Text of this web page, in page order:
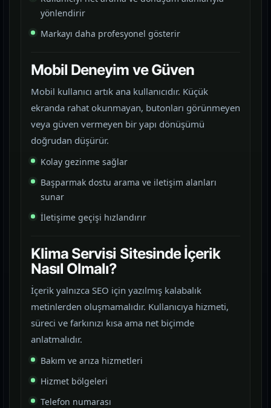
yönlendirir
Markayı daha profesyonel gösterir
Mobil Deneyim ve Güven
Mobil kullanıcı artık ana kullanıcıdır. Küçük
ekranda rahat okunmayan, butonları görünmeyen
veya güven vermeyen bir yapı dönüşümü
doğrudan düşürür.
Kolay gezinme sağlar
Başparmak dostu arama ve iletişim alanları
sunar
İletişime geçişi hızlandırır
Klima Servisi Sitesinde İçerik
Nasıl Olmalı?
İçerik yalnızca SEO için yazılmış kalabalık
metinlerden oluşmamalıdır. Kullanıcıya hizmeti,
süreci ve farkınızı kısa ama net biçimde
anlatmalıdır.
Bakım ve arıza hizmetleri
Hizmet bölgeleri
Telefon numarası